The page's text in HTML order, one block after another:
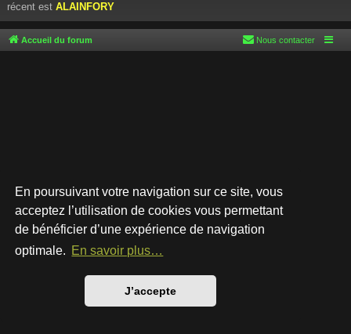
En poursuivant votre navigation sur ce site, vous
acceptez l’utilisation de cookies vous permettant
de bénéficier d’une expérience de navigation
optimale. En savoir plus…
J’accepte
récent est ALAINFORY
Accueil du forum Nous contacter
Développé parphpBB® Forum Software © phpBB Limited
Style par
Traduction française officielle